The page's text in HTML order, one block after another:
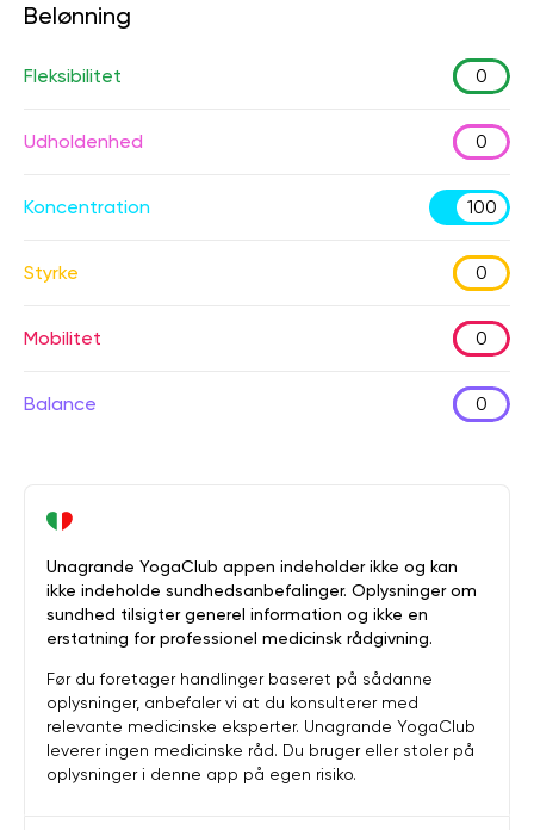
Belønning
Fleksibilitet 0
Udholdenhed 0
Koncentration 100
Styrke 0
Mobilitet 0
Balance 0
Unagrande YogaClub appen indeholder ikke og kan
ikke indeholde sundhedsanbefalinger. Oplysninger om
sundhed tilsigter generel information og ikke en
erstatning for professionel medicinsk rådgivning.
Før du foretager handlinger baseret på sådanne
oplysninger, anbefaler vi at du konsulterer med
relevante medicinske eksperter. Unagrande YogaClub
leverer ingen medicinske råd. Du bruger eller stoler på
oplysninger i denne app på egen risiko.